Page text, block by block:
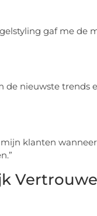
gaf me de
de nieuwste trends
klanten